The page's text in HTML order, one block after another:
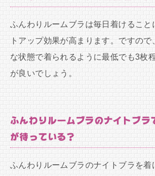
ふんわりルームブラは毎日着けること
トアップ効果が高まります。ですの
な状態で着られるように最低でも3枚
が良いでしょう。
ふんわりルームブラのナイトブラ
が待っている？
ふんわりルームブラのナイトブラを着